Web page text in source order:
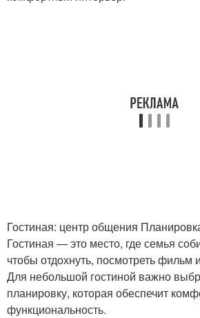
Гостиная: центр общения
Гостиная — это место, где семья
чтобы отдохнуть, посмотреть фильм
Для небольшой гостиной важно
планировку, которая обеспечит
функциональность.